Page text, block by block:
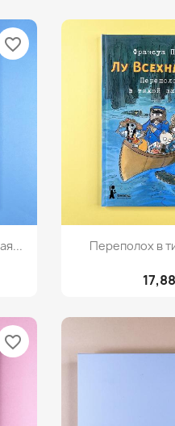
favorite_border

Переполох в
favorite_border